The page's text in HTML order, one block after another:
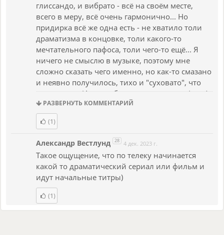
глиссандо, и вибрато - всё на своём месте,
всего в меру, всё очень гармонично... Но
придирка всё же одна есть - не хватило толи
драматизма в концовке, толи какого-то
мечтательного пафоса, толи чего-то ещё... Я
ничего не смыслю в музыке, поэтому мне
сложно сказать чего именно, но как-то смазано
и неявно получилось, тихо и "суховато", что
ли, в конце. Или как-будто какая-то нота (звук)
пропущена. Но это просто моя маленькая
придирка, моё имхо, а так композиция в целом
получилась очень здорово
творчество! С большим удовольствием
слушаю.
РАЗВЕРНУТЬ КОММЕНТАРИЙ
(1)
Александр Вестлунд 28 4 дек. 2023 г.
Такое ощущение, что по телеку начинается
какой то драматический сериал или фильм и
идут начальные титры)
(1)